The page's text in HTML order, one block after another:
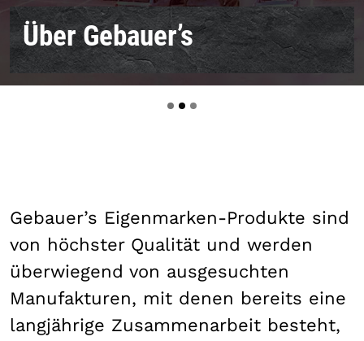
Über Gebauer’s
Gebauer’s Eigenmarken-Produkte sind
von höchster Qualität und werden
überwiegend von ausgesuchten
Manufakturen, mit denen bereits eine
langjährige Zusammenarbeit besteht,